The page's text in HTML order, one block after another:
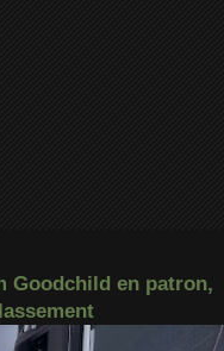
Goodchild en patron,